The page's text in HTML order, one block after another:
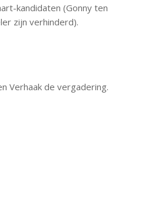
kandidaten (Gonny ten
zijn verhinderd).
Verhaak de vergadering.